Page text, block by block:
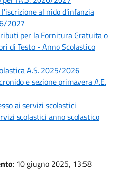
al nido d'infanzia
2027
per la Fornitura Gratuita o
di Testo - Anno Scolastico
A.S. 2025/2026
e sezione primavera A.E.
ai servizi scolastici
scolastici anno scolastico
: 10 giugno 2025, 13:58